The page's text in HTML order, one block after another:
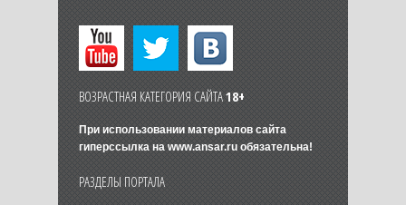
ВОЗРАСТНАЯ КАТЕГОРИЯ САЙТА18+
При использовании материалов сайта
гиперссылка на www.ansar.ruобязательна!
РАЗДЕЛЫ ПОРТАЛА